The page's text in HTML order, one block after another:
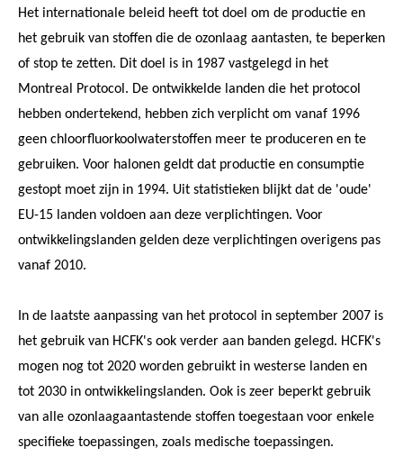
Het internationale beleid heeft tot doel om de productie en
het gebruik van stoffen die de ozonlaag aantasten, te beperken
of stop te zetten. Dit doel is in 1987 vastgelegd in het
Montreal Protocol. De ontwikkelde landen die het protocol
hebben ondertekend, hebben zich verplicht om vanaf 1996
geen chloorfluorkoolwaterstoffen meer te produceren en te
gebruiken. Voor halonen geldt dat productie en consumptie
gestopt moet zijn in 1994. Uit statistieken blijkt dat de 'oude'
EU-15 landen voldoen aan deze verplichtingen. Voor
ontwikkelingslanden gelden deze verplichtingen overigens pas
vanaf 2010.
In de laatste aanpassing van het protocol in september 2007 is
het gebruik van HCFK's ook verder aan banden gelegd. HCFK's
mogen nog tot 2020 worden gebruikt in westerse landen en
tot 2030 in ontwikkelingslanden. Ook is zeer beperkt gebruik
van alle ozonlaagaantastende stoffen toegestaan voor enkele
specifieke toepassingen, zoals medische toepassingen.